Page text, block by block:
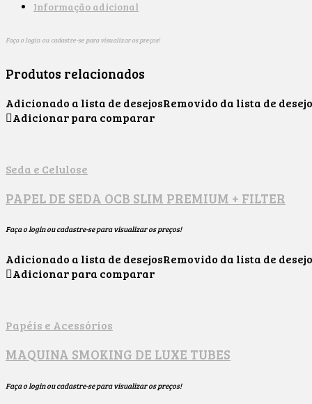
Informação adicional
Faça o login ou cadastre-se para visualizar os preços!
Produtos relacionados
Adicionado a lista de desejosRemovido da lista de
Adicionar para comparar
Seda e Celulose
PAPEL DE SEDA OCB SLIM PREMIUM + FILTER
Faça o login ou cadastre-se para visualizar os preços!
Adicionado a lista de desejosRemovido da lista de
Adicionar para comparar
Papéis e Acessórios
MAQUINA SMOKING DE LUXE TUBES
Faça o login ou cadastre-se para visualizar os preços!